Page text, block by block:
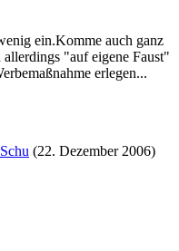
ein.Komme auch ganz
"auf eigene Faust"
erlegen...
(22. Dezember 2006)